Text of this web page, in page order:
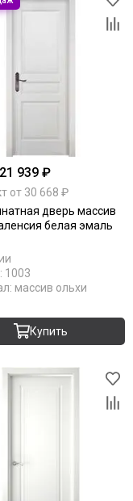
939 ₽
от 30 668 ₽
дверь массив
белая эмаль
1003
массив ольхи
Купить